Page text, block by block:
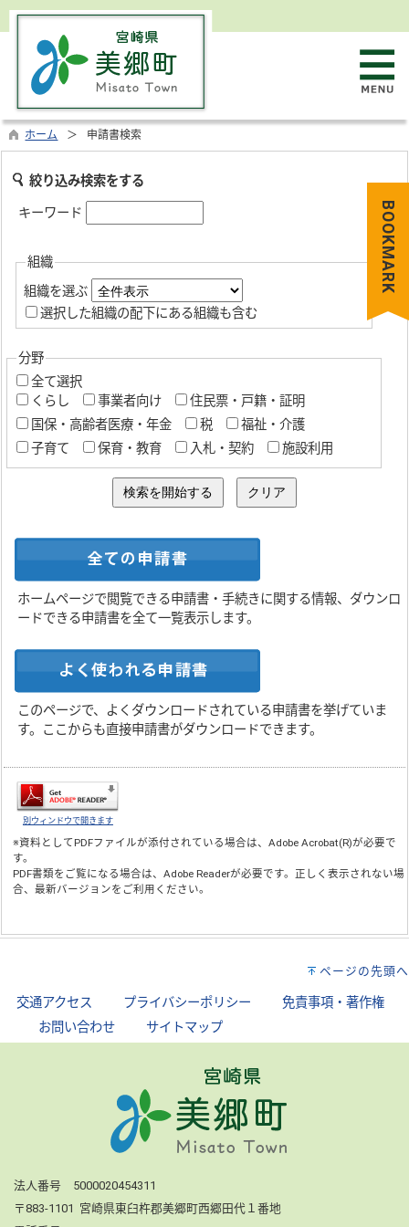
ホーム 申請書検索
絞り込み検索をする
キーワード
組織
組織を選ぶ
選択した組織の配下にある組織も含む
分野
全て選択
くらし
事業者向け
住民票・戸籍・証明
国保・高齢者医療・年金
税
福祉・介護
子育て
保育・教育 入札・契約 施設利用
ホームページで閲覧できる申請書・手続きに関する情報、ダウンロ
ードできる申請書を全て一覧表示します。
このページで、よくダウンロードされている申請書を挙げていま
す。ここからも直接申請書がダウンロードできます。
別ウィンドウで開きます
※資料としてPDFファイルが添付されている場合は、Adobe Acrobat(R)が必要で
す。
PDF書類をご覧になる場合は、Adobe Readerが必要です。正しく表示されない場
合、最新バージョンをご利用ください。
ページの先頭へ
交通アクセス プライバシーポリシー
免責事項・著作権
お問い合わせ サイトマップ
法人番号 5000020454311
〒883-1101 宮崎県東臼杵郡美郷町西郷田代１番地
BOOKMARK